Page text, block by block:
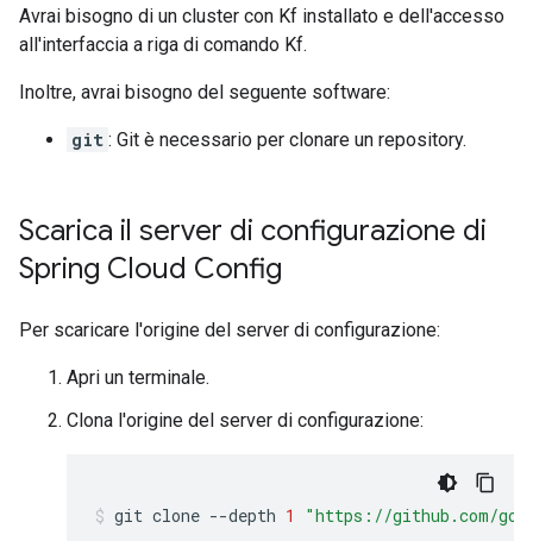
Avrai bisogno di un cluster con Kf installato e dell'accesso
all'interfaccia a riga di comando Kf.
Inoltre, avrai bisogno del seguente software:
git : Git è necessario per clonare un repository.
Scarica il server di configurazione di
Spring Cloud Config
Per scaricare l'origine del server di configurazione:
Apri un terminale.
Clona l'origine del server di configurazione:
git clone --depth 1 "https://github.com/